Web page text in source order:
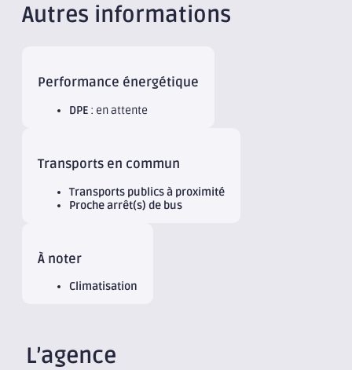
Autres informations
Performance énergétique
DPE : en attente
Transports en commun
Transports publics à proximité
Proche arrêt(s) de bus
À noter
Climatisation
L’agence